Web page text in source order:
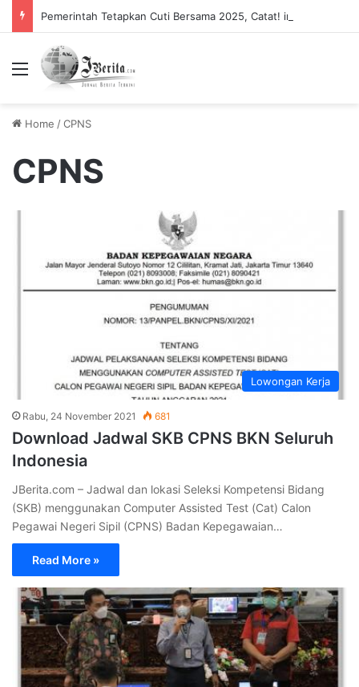
Menu
Home /CPNS
CPNS
Lowongan Kerja
Rabu, 24 November 2021 681
Download Jadwal SKB CPNS BKN Seluruh
Indonesia
JBerita.com – Jadwal dan lokasi Seleksi Kompetensi Bidang
(SKB) menggunakan Computer Assisted Test (Cat) Calon
Pegawai Negeri Sipil (CPNS) Badan Kepegawaian…
Read More »